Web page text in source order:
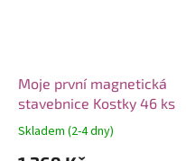
Moje první magnetická
stavebnice Kostky 46 ks
Skladem (2-4 dny)